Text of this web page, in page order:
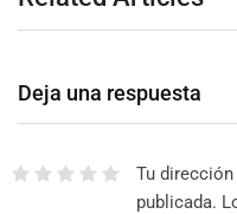
Deja una respuesta
Tu
publicada.